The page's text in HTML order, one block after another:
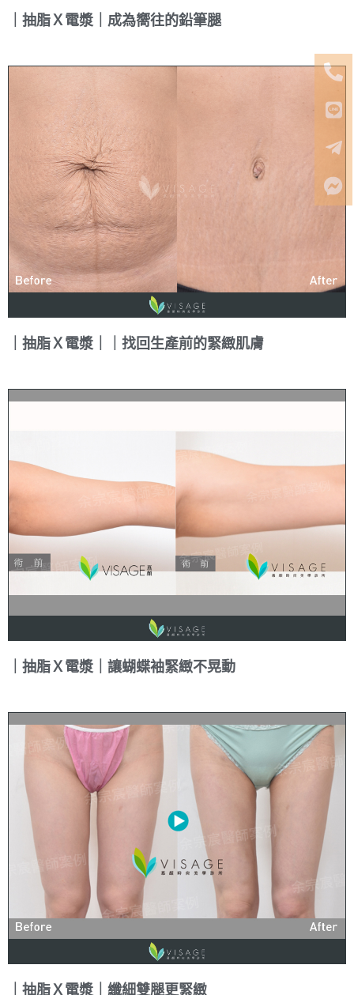
｜抽脂Ｘ電漿｜成為嚮往的鉛筆腿
｜抽脂Ｘ電漿｜｜找回生產前的緊緻肌膚
｜抽脂Ｘ電漿｜讓蝴蝶袖緊緻不晃動
｜抽脂Ｘ電漿｜纖細雙腿更緊緻